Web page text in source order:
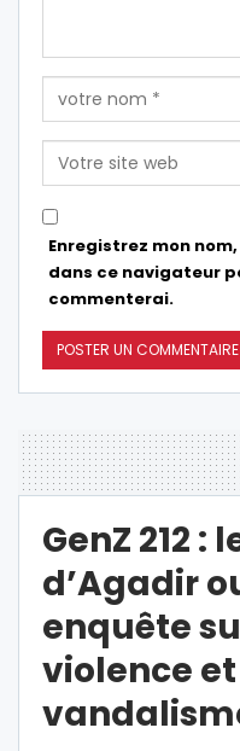
Enregistrez mon
dans ce navigateur
commenterai.
GenZ 212 :
d’Agadir
enquête
violence